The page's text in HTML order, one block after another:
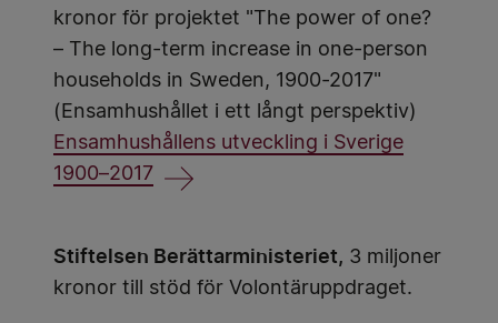
kronor för projektet "The power of one?
– The long-term increase in one-person
households in Sweden, 1900-2017"
(Ensamhushållet i ett långt perspektiv)
Ensamhushållens utveckling i Sverige
1900–2017
Stiftelsen Berättarministeriet, 3 miljoner
kronor till stöd för Volontäruppdraget.